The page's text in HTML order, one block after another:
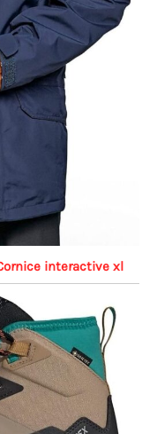
interactive xl